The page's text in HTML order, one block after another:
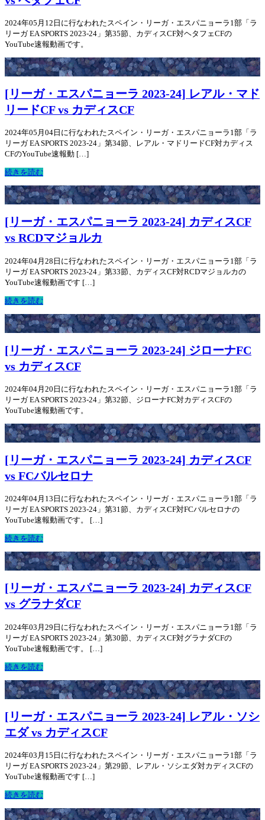
2024年05月12日に行なわれたスペイン・リーガ・エスパニョーラ1部「ラ
リーガ EA SPORTS 2023-24」第35節、カディスCF対ヘタフェCFの
YouTube速報動画です。
[リーガ・エスパニョーラ 2023-24] レアル・マド
リードCF vs カディスCF
2024年05月04日に行なわれたスペイン・リーガ・エスパニョーラ1部「ラ
リーガ EA SPORTS 2023-24」第34節、レアル・マドリードCF対カディス
CFのYouTube速報動 […]
続きを読む
[リーガ・エスパニョーラ 2023-24] カディスCF
vs RCDマジョルカ
2024年04月28日に行なわれたスペイン・リーガ・エスパニョーラ1部「ラ
リーガ EA SPORTS 2023-24」第33節、カディスCF対RCDマジョルカの
YouTube速報動画です […]
続きを読む
[リーガ・エスパニョーラ 2023-24] ジローナFC
vs カディスCF
2024年04月20日に行なわれたスペイン・リーガ・エスパニョーラ1部「ラ
リーガ EA SPORTS 2023-24」第32節、ジローナFC対カディスCFの
YouTube速報動画です。
[リーガ・エスパニョーラ 2023-24] カディスCF
vs FCバルセロナ
2024年04月13日に行なわれたスペイン・リーガ・エスパニョーラ1部「ラ
リーガ EA SPORTS 2023-24」第31節、カディスCF対FCバルセロナの
YouTube速報動画です。 […]
続きを読む
[リーガ・エスパニョーラ 2023-24] カディスCF
vs グラナダCF
2024年03月29日に行なわれたスペイン・リーガ・エスパニョーラ1部「ラ
リーガ EA SPORTS 2023-24」第30節、カディスCF対グラナダCFの
YouTube速報動画です。 […]
続きを読む
[リーガ・エスパニョーラ 2023-24] レアル・ソシ
エダ vs カディスCF
2024年03月15日に行なわれたスペイン・リーガ・エスパニョーラ1部「ラ
リーガ EA SPORTS 2023-24」第29節、レアル・ソシエダ対カディスCFの
YouTube速報動画です […]
続きを読む